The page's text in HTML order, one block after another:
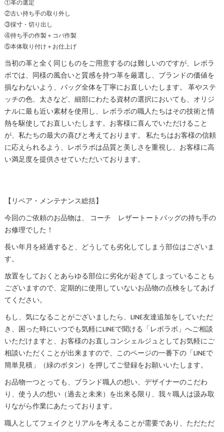
①革の選定
②古い持ち手の取り外し
③採寸・切り出し
④持ち手の作製＋コバ作製
⑤本体取り付け＋お仕上げ
当初の革と全く同じものをご用意するのは難しいのですが、レボラ
ボでは、同様の風合いと質感を持つ革を厳選し、ブランドの価値を
損なわないよう、バッグ全体を丁寧にお直しいたします。 革やステ
ッチの色、太さなど、細部にわたる資材の選択においても、オリジ
ナルに最も近い素材を使用し、レボラボの職人たちはその技術と情
熱を駆使してお直しいたします。お客様に喜んでいただけること
が、私たちの最大の喜びと考えております。 私たちはお客様の信頼
に応えられるよう、レボラボは品質と美しさを重視し、お客様に高
い満足度を提供させていただいております。
【リペア・メンテナンス総括】
今回のご依頼のお品物は、 コーチ レザートートバッグの持ち手の
お修理でした！
長い年月を経過すると、どうしても劣化してしまう部位はございま
す。
放置をしておくとあらゆる部位に劣化が起きてしまっていることも
ございますので、定期的に使用していないお品物の点検をしてあげ
てください。
もし、気になることがございましたら、LINE友達追加をしていただ
き、困った時にいつでも気軽にLINEで聞ける「レボラボ」へご相談
いただけますと、お客様のお直しコンシェルジュとしてお気軽にご
相談いただくことが出来ますので、このページの一番下の「LINEで
簡単見積」（緑のボタン）を押してご登録をお願いいたします。
お品物一つとっても、ブランド職人の想い、デザイナーのこだわ
り、使う人の想い（過去と未来）を出来る限り、我々職人は汲み取
りながら作業にあたっております。
職人としてフェイクとリアルを考えることが需要であり、ただただ